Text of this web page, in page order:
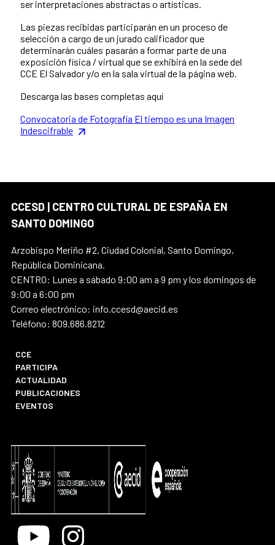
ser interpretaciones abstractas o artísticas.
Las piezas recibidas participarán en un proceso de
selección a cargo de un jurado calificador que
determinarán cuáles pasarán a formar parte de una
exposición física / virtual que se exhibirá en la sede del
CCE El Salvador y/o en la sala virtual de la página web.
Descarga las bases completas aquí
Convocatoria de Fotografía El tiempo es una Imagen
Indescifrable
CCESD | CENTRO CULTURAL DE ESPAÑA EN
SANTO DOMINGO
Arzobispo Meriño #2, Ciudad Colonial, Santo Domingo,
República Dominicana.
CENTRO: Lunes a sábado 9:00 am a 9 pm y los domingos de
9:00 a 6:00 pm
Correo electrónico: info.ccesd@aecid.es
Teléfono: 809.686.8212
CCE
PARTICIPA
ACTUALIDAD
PUBLICACIONES
EVENTOS
Youtube Instagram